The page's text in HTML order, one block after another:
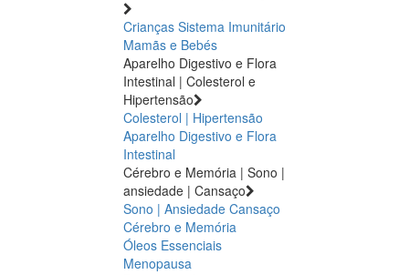
Crianças Sistema Imunitário
Mamãs e Bebés
Aparelho Digestivo e Flora
Intestinal | Colesterol e
Hipertensão
Colesterol | Hipertensão
Aparelho Digestivo e Flora
Intestinal
Cérebro e Memória | Sono |
ansiedade | Cansaço
Sono | Ansiedade Cansaço
Cérebro e Memória
Óleos Essenciais
Menopausa